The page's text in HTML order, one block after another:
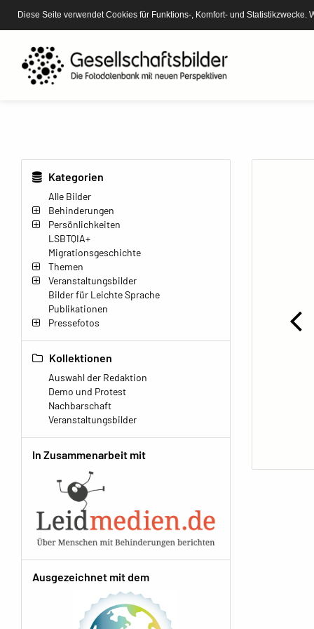
Diese Seite verwendet Cookies für Funktions-, Komfort- und
Kategorien
Alle Bilder
Behinderungen
Persönlichkeiten
LSBTQIA+
Migrationsgeschichte
Themen
Veranstaltungsbilder
Bilder für Leichte Sprache
Publikationen
Pressefotos
Kollektionen
Auswahl der Redaktion
Demo und Protest
Nachbarschaft
Veranstaltungsbilder
In Zusammenarbeit mit
Ausgezeichnet mit dem